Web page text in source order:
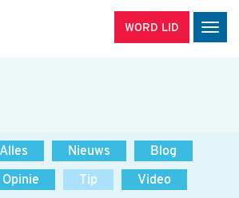
WORD LID
Alles Nieuws
Blog
Opinie Tip
Video